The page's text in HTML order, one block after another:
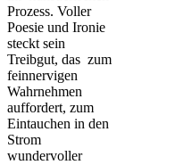
Prozess. Voller
Poesie und Ironie
steckt sein
Treibgut, das zum
feinnervigen
Wahrnehmen
auffordert, zum
Eintauchen in den
Strom
wundervoller